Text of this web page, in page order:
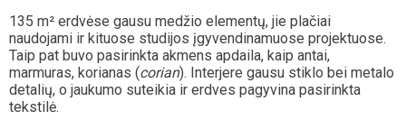
135 m² erdvėse gausu medžio elementų, jie plačiai
naudojami ir kituose studijos įgyvendinamuose projektuose.
Taip pat buvo pasirinkta akmens apdaila, kaip antai,
marmuras, korianas (corian). Interjere gausu stiklo bei metalo
detalių, o jaukumo suteikia ir erdves pagyvina pasirinkta
tekstilė.